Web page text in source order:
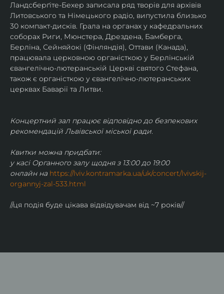
Ландсберґіте-Бехер записала ряд творів для архівів
Литовського та Німецького радіо, випустила близько
30 компакт-дисків. Грала на органах у кафедральних
соборах Риги, Мюнстера, Дрездена, Бамберга,
Берліна, Сейняйокі (Фінляндія), Оттави (Канада),
працювала церковною органісткою у Берлінській
євангелічно-лютеранській Церкві святого Стефана,
також є органісткою у євангелічно-лютеранських
церквах Баварії та Литви.
Концертний зал працює відповідно до безпекових
рекомендацій Львівської міської ради.
Квитки можна придбати:
у касі Органного залу щодня з 13:00 до 19:00
онлайн на https://lviv.kontramarka.ua/uk/concert/lvivskij-
organnyj-zal-533.html
//ця подія буде цікава відвідувачам від ~7 років//